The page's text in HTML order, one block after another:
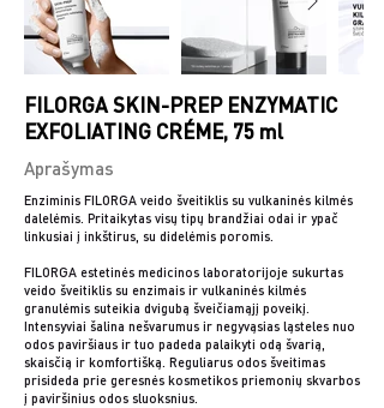
FILORGA SKIN-PREP ENZYMATIC
EXFOLIATING CRÉME, 75 ml
Aprašymas
Enziminis FILORGA veido šveitiklis su vulkaninės kilmės
dalelėmis. Pritaikytas visų tipų brandžiai odai ir ypač
linkusiai į inkštirus, su didelėmis poromis.
FILORGA estetinės medicinos laboratorijoje sukurtas
veido šveitiklis su enzimais ir vulkaninės kilmės
granulėmis suteikia dvigubą šveičiamąjį poveikį.
Intensyviai šalina nešvarumus ir negyvąsias ląsteles nuo
odos paviršiaus ir tuo padeda palaikyti odą švarią,
skaisčią ir komfortišką. Reguliarus odos šveitimas
prisideda prie geresnės kosmetikos priemonių skvarbos
į paviršinius odos sluoksnius.